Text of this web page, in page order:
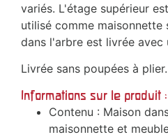
variés. L'étage supérieur
utilisé comme maisonnette
dans l'arbre est livrée avec
Livrée sans poupées à plier.
Informations sur le produit :
Contenu : Maison
maisonnette et